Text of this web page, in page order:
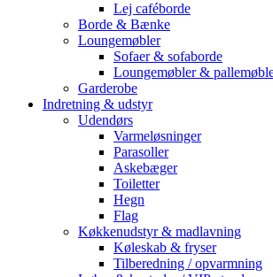
Lej caféborde
Borde & Bænke
Loungemøbler
Sofaer & sofaborde
Loungemøbler &
Garderobe
Indretning & udstyr
Udendørs
Varmeløsninger
Parasoller
Askebæger
Toiletter
Hegn
Flag
Køkkenudstyr & madlavning
Køleskab & fryser
Tilberedning / opvarmning